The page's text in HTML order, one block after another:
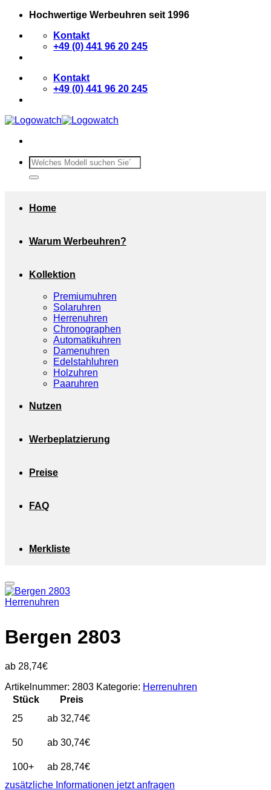
Zum
springen
Hochwertige Werbeuhren seit 1996
Kontakt
+49 (0) 441 96 20 245
Kontakt
+49 (0) 441 96 20 245
Suchen
nach:
Home
Warum Werbeuhren?
Kollektion
Premiumuhren
Solaruhren
Herrenuhren
Chronographen
Automatikuhren
Damenuhren
Edelstahluhren
Holzuhren
Paaruhren
Nutzen
Werbeplatzierung
Preise
FAQ
Merkliste
Herrenuhren
Bergen 2803
28,74€
Artikelnummer: 2803 Kategorie: Herrenuhren
Stück
Preis
25
32,74€
50 30,74€
100+ 28,74€
zusätzliche Informationen jetzt anfragen